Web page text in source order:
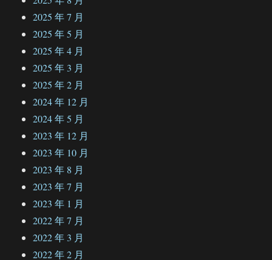
2025 年 7 月
2025 年 5 月
2025 年 4 月
2025 年 3 月
2025 年 2 月
2024 年 12 月
2024 年 5 月
2023 年 12 月
2023 年 10 月
2023 年 8 月
2023 年 7 月
2023 年 1 月
2022 年 7 月
2022 年 3 月
2022 年 2 月